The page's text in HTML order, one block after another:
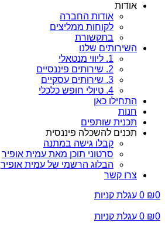
אודות
אודות החברה
לקוחות ממליצים
בתקשורת
השירותים שלנו
1. ליווי מנטאלי
2. שירותים פיננסיים
3. שירותים עסקיים
4. טיולי חופש כלכלי
התחילו כאן
חנות
תכנית שותפים
תכנים להשכלה פיננסית
קבלו גישה במתנה
סרטוני תוכן מאת עמית אופיר
הבלוג הרשמי של עמית אופיר
צרו קשר
₪0
0 עגלת קניות
₪0
0 עגלת קניות